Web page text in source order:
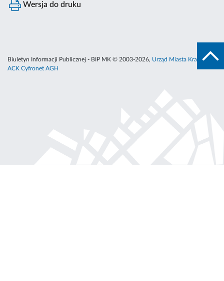
Wersja do druku
Biuletyn Informacji Publicznej - BIP MK © 2003-2026, Urząd Miasta Krakowa
ACK Cyfronet AGH